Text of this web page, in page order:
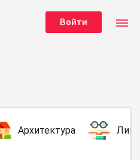
Войти dehaze
Архитектура